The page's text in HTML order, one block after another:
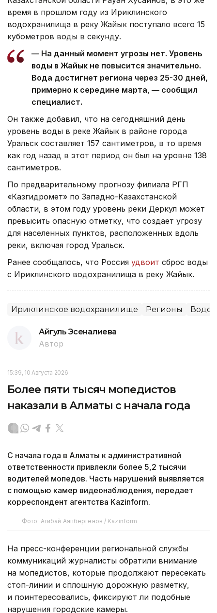
время в прошлом году из Ириклинского
водохранилища в реку Жайык поступало всего 15
кубометров воды в секунду.
— На данный момент угрозы нет. Уровень
воды в Жайык не повысится значительно.
Вода достигнет региона через 25-30 дней,
примерно к середине марта, — сообщил
специалист.
Он также добавил, что на сегодняшний день
уровень воды в реке Жайык в районе города
Уральск составляет 157 сантиметров, в то время
как год назад в этот период он был на уровне 138
сантиметров.
По предварительному прогнозу филиала РГП
«Казгидромет» по Западно-Казахстанской
области, в этом году уровень реки Деркул может
превысить опасную отметку, что создает угрозу
для населенных пунктов, расположенных вдоль
реки, включая город Уральск.
Ранее сообщалось, что Россия удвоит сброс воды
с Ириклинского водохранилища в реку Жайык.
Ириклинское водохранилище Регионы
Айгуль Эсеналиева
Автор
15:39, 10 Августа 2026
Более пяти тысяч мопедистов
наказали в Алматы с начала года
С начала года в Алматы к административной
ответственности привлекли более 5,2 тысячи
водителей мопедов. Часть нарушений выявляется
с помощью камер видеонаблюдения, передает
корреспондент агентства Kazinform.